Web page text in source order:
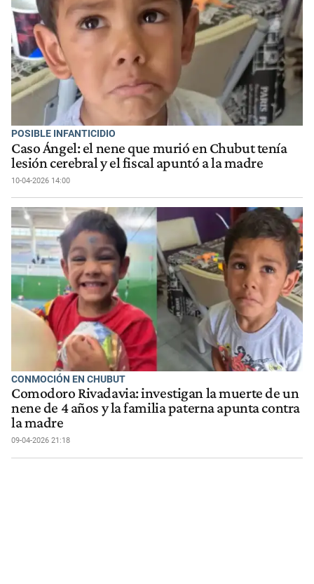
POSIBLE INFANTICIDIO
Caso Ángel: el nene que murió en Chubut tenía
lesión cerebral y el fiscal apuntó a la madre
10-04-2026 14:00
CONMOCIÓN EN CHUBUT
Comodoro Rivadavia: investigan la muerte de un
nene de 4 años y la familia paterna apunta contra
la madre
09-04-2026 21:18